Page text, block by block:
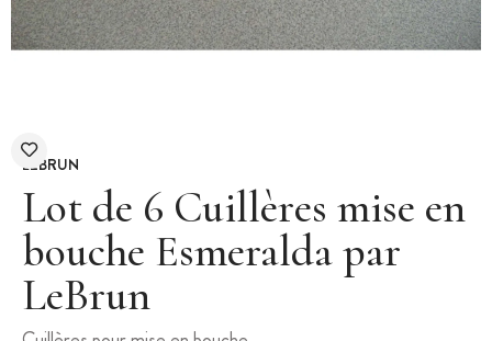
LEBRUN
Lot de 6 Cuillères mise en
bouche Esmeralda par
LeBrun